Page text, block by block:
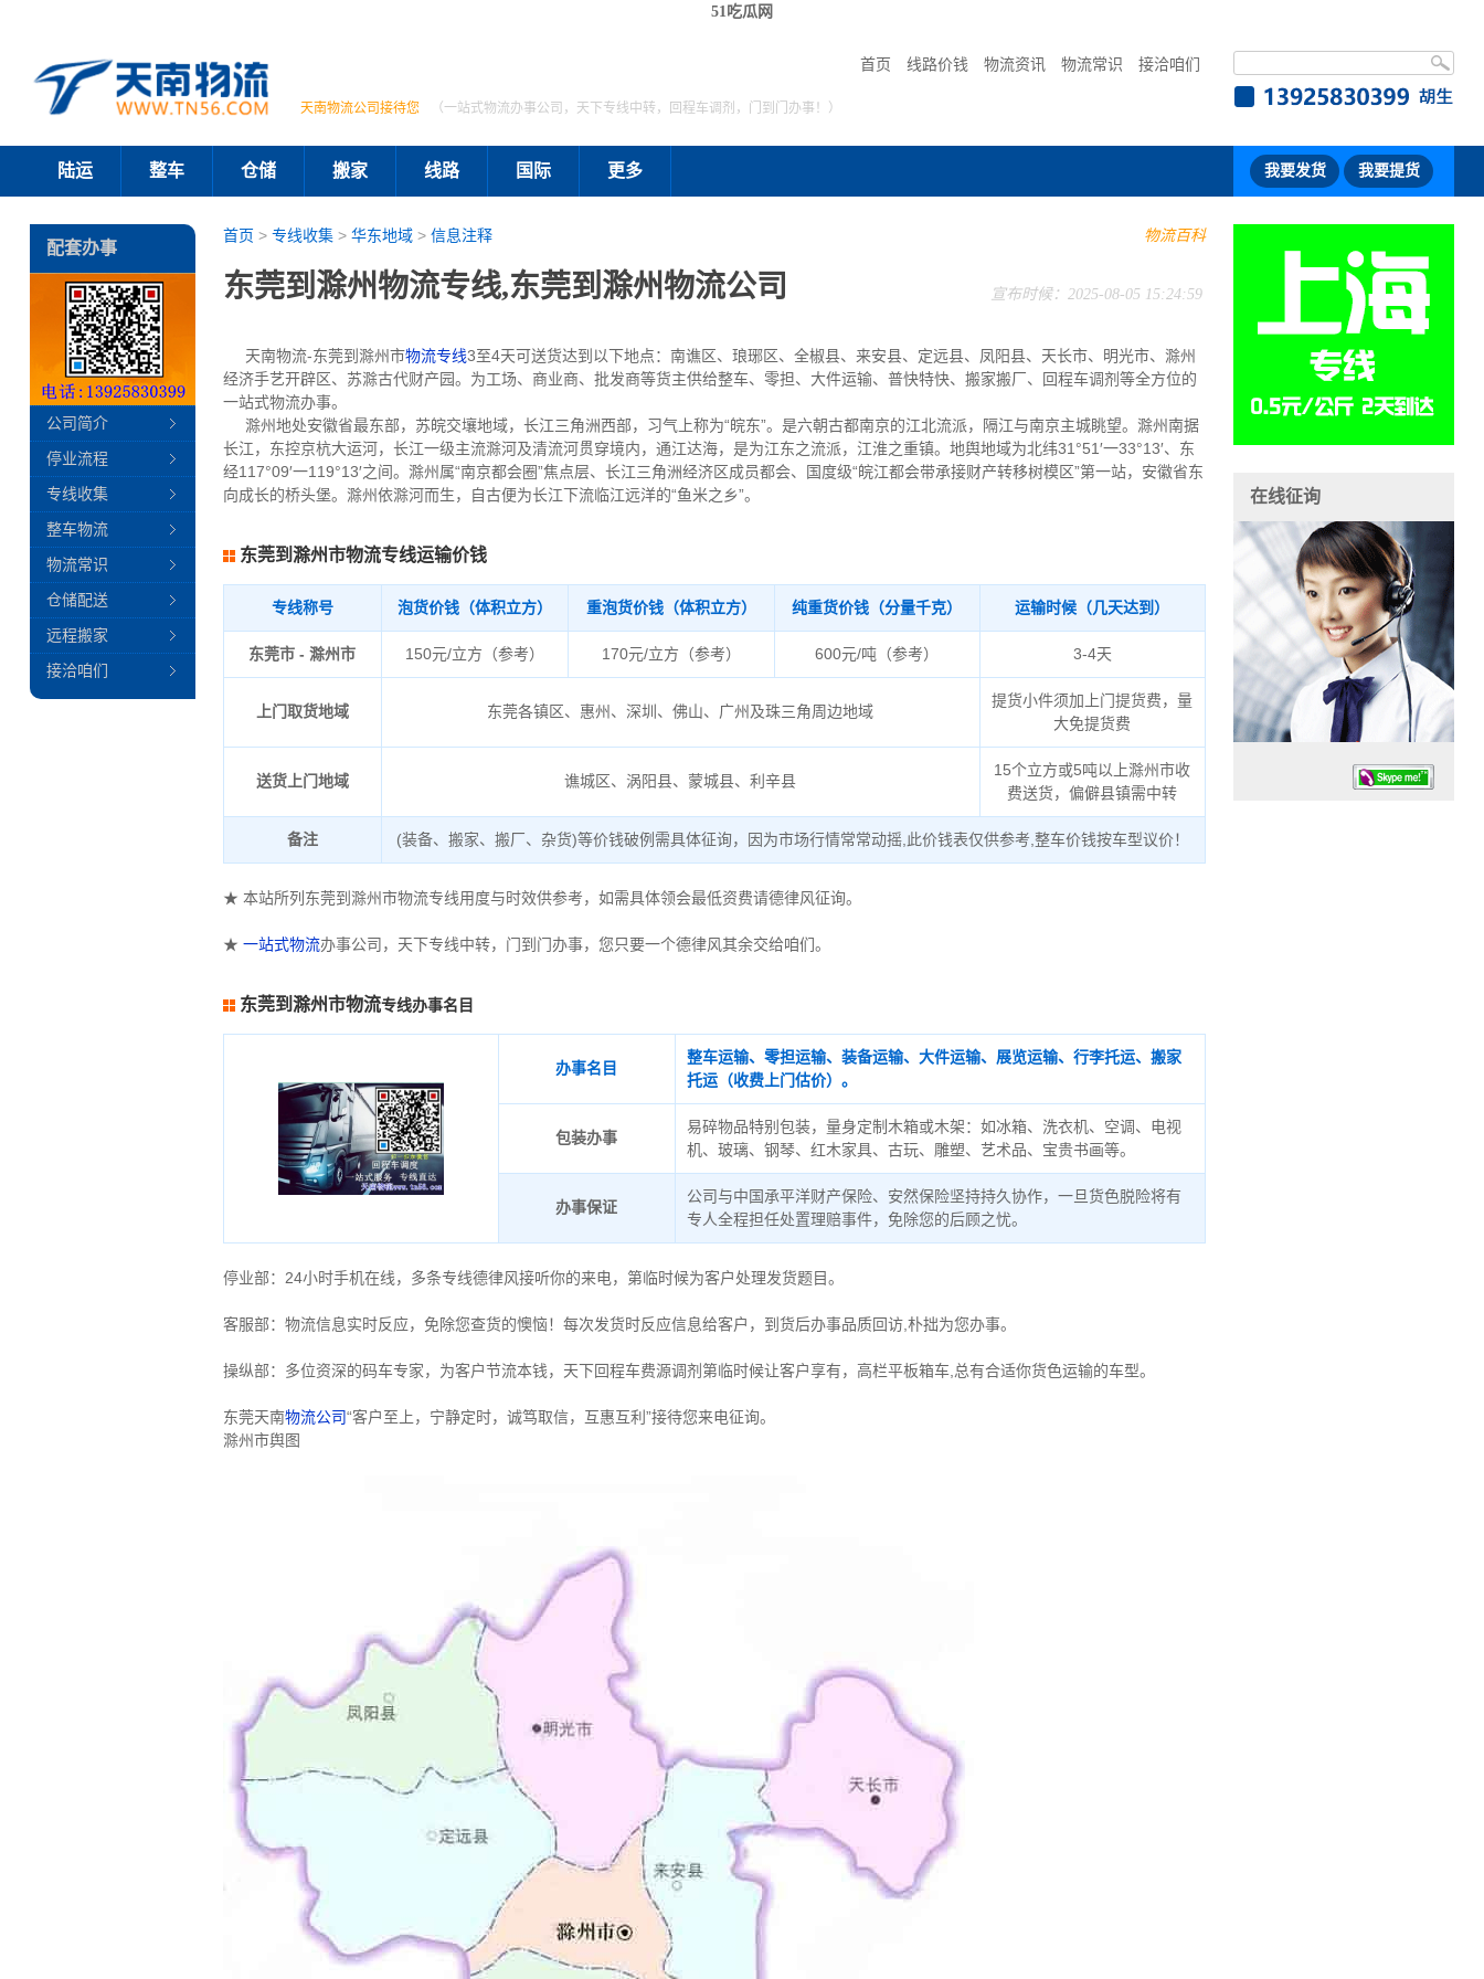
51吃瓜网
首页 线路价钱 物流资讯 物流常识 接洽咱们
天南物流公司接待您 （一站式物流办事公司，天下专线中转，回程车调剂，门到门办事！）
陆运 整车 仓储 搬家 线路 国际 更多 我要发货 我要提货
物流百科
首页 > 专线收集> 华东地域> 信息注释
东莞到滁州物流专线,东莞到滁州物流公司 宣布时候：2025-08-05 15:24:59
天南物流-东莞到滁州市物流专线3至4天可送货达到以下地点：南谯区、琅琊区、全椒县、来安县、定远县、凤阳县、天长市、明光市、滁州
经济手艺开辟区、苏滁古代财产园。为工场、商业商、批发商等货主供给整车、零担、大件运输、普快特快、搬家搬厂、回程车调剂等全方位的
一站式物流办事。
滁州地处安徽省最东部，苏皖交壤地域，长江三角洲西部，习气上称为“皖东”。是六朝古都南京的江北流派，隔江与南京主城眺望。滁州南据
长江，东控京杭大运河，长江一级主流滁河及清流河贯穿境内，通江达海，是为江东之流派，江淮之重镇。地舆地域为北纬31°51′一33°13′、东
经117°09′一119°13′之间。滁州属“南京都会圈”焦点层、长江三角洲经济区成员都会、国度级“皖江都会带承接财产转移树模区”第一站，安徽省东
向成长的桥头堡。滁州依滁河而生，自古便为长江下流临江远洋的“鱼米之乡”。
东莞到滁州市物流专线运输价钱
专线称号 泡货价钱（体积立方） 重泡货价钱（体积立方） 纯重货价钱（分量千克） 运输时候（几天达到）
东莞市 - 滁州市 150元/立方（参考） 170元/立方（参考） 600元/吨（参考） 3-4天
上门取货地域 东莞各镇区、惠州、深圳、佛山、广州及珠三角周边地域
提货小件须加上门提货费，量
大免提货费
送货上门地域 谯城区、涡阳县、蒙城县、利辛县
15个立方或5吨以上滁州市收
费送货，偏僻县镇需中转
备注 (装备、搬家、搬厂、杂货)等价钱破例需具体征询，因为市场行情常常动摇,此价钱表仅供参考,整车价钱按车型议价！
★ 本站所列东莞到滁州市物流专线用度与时效供参考，如需具体领会最低资费请德律风征询。
★ 一站式物流办事公司，天下专线中转，门到门办事，您只要一个德律风其余交给咱们。
东莞到滁州市物流专线办事名目
办事名目
整车运输、零担运输、装备运输、大件运输、展览运输、行李托运、搬家
托运（收费上门估价）。
包装办事
易碎物品特别包装，量身定制木箱或木架：如冰箱、洗衣机、空调、电视
机、玻璃、钢琴、红木家具、古玩、雕塑、艺术品、宝贵书画等。
办事保证
公司与中国承平洋财产保险、安然保险坚持持久协作，一旦货色脱险将有
专人全程担任处置理赔事件，免除您的后顾之忧。
停业部：24小时手机在线，多条专线德律风接听你的来电，第临时候为客户处理发货题目。
客服部：物流信息实时反应，免除您查货的懊恼！每次发货时反应信息给客户，到货后办事品质回访,朴拙为您办事。
操纵部：多位资深的码车专家，为客户节流本钱，天下回程车费源调剂第临时候让客户享有，高栏平板箱车,总有合适你货色运输的车型。
东莞天南物流公司“客户至上，宁静定时，诚笃取信，互惠互利”接待您来电征询。
滁州市舆图
配套办事
公司简介
停业流程
专线收集
整车物流
物流常识
仓储配送
远程搬家
接洽咱们
在线征询